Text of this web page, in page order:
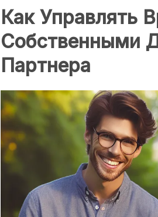
Как Управлять
Собственными
Партнера